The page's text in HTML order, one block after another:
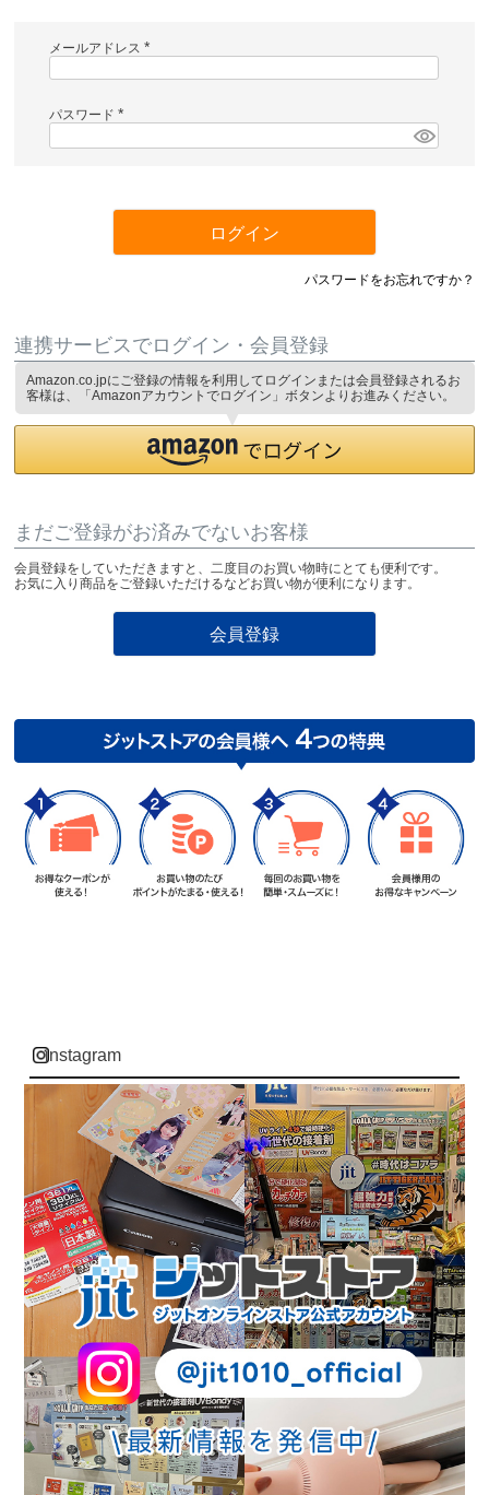
メールアドレス
必
パスワード
必
ログイン
パスワードをお忘れですか？
連携サービスでログイン・会員登録
Amazon.co.jpにご登録の情報を利用してログインまたは会員登録されるお
客様は、「Amazonアカウントでログイン」ボタンよりお進みください。
まだご登録がお済みでないお客様
会員登録をしていただきますと、二度目のお買い物時にとても便利です。
お気に入り商品をご登録いただけるなどお買い物が便利になります。
会員登録
instagram